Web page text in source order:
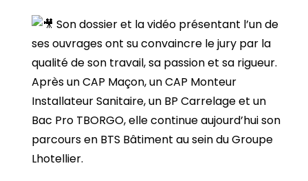
Son dossier et la vidéo présentant l’un de
ses ouvrages ont su convaincre le jury par la
qualité de son travail, sa passion et sa rigueur.
Après un CAP Maçon, un CAP Monteur
Installateur Sanitaire, un BP Carrelage et un
Bac Pro TBORGO, elle continue aujourd’hui son
parcours en BTS Bâtiment au sein duGroupe
Lhotellier.